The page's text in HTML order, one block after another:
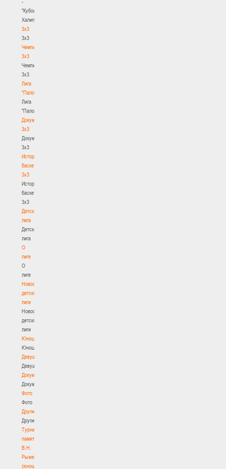
-
"Кубок
Халипского"
3x3
3x3
Чемпионат
3х3
Чемпионат
3х3
Лига
"Палова"
Лига
"Палова"
Документы
3х3
Документы
3х3
История
баскетбола
3х3
История
баскетбола
3х3
Детская
лига
Детская
лига
О
лиге
О
лиге
Новости
детской
лиги
Новости
детской
лиги
Юноши
Юноши
Девушки
Девушки
Документы
Документы
Фото
Фото
Другие
Другие
Турнир
памяти
В.Н.
Рыженкова
(юноши)